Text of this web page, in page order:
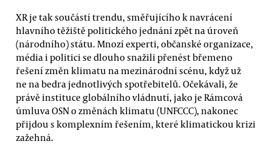
XR je tak součástí trendu, směřujícího k navrácení
hlavního těžiště politického jednání zpět na úroveň
(národního) státu. Mnozí experti, občanské organizace,
média i politici se dlouho snažili přenést břemeno
řešení změn klimatu na mezinárodní scénu, když už
ne na bedra jednotlivých spotřebitelů. Očekávali, že
právě instituce globálního vládnutí, jako je Rámcová
úmluva OSN o změnách klimatu (UNFCCC), nakonec
přijdou s komplexním řešením, které klimatickou krizi
zažehná.